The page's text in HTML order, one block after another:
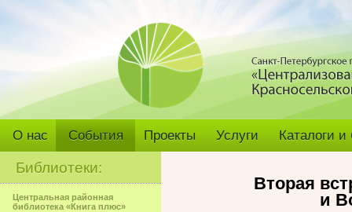
О нас События Проекты Услуги Каталоги
Библиотеки:
Центральная районная
библиотека «Книга плюс»
Вторая
и